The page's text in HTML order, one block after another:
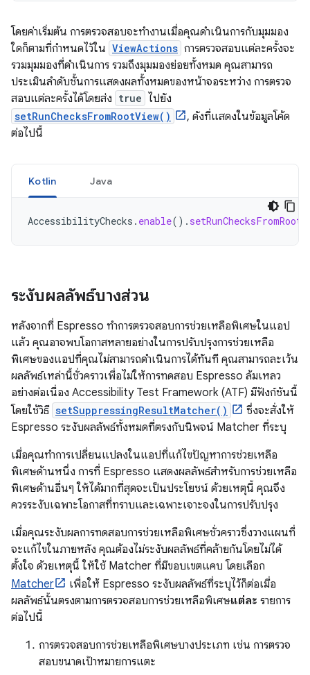
โดยค่าเริ่มต้น การตรวจสอบจะทำงานเมื่อคุณดำเนินการกับมุมมอง
ใดก็ตามที่กำหนดไว้ใน ViewActions การตรวจสอบแต่ละครั้งจะ
รวมมุมมองที่ดำเนินการ รวมถึงมุมมองย่อยทั้งหมด คุณสามารถ
ประเมินลำดับชั้นการแสดงผลทั้งหมดของหน้าจอระหว่าง การตรวจ
สอบแต่ละครั้งได้โดยส่ง true ไปยัง
setRunChecksFromRootView()
, ดังที่แสดงในข้อมูลโค้ด
ต่อไปนี้
Kotlin Java
AccessibilityChecks . enable().
ระงับผลลัพธ์บางส่วน
หลังจากที่ Espresso ทำการตรวจสอบการช่วยเหลือพิเศษในแอป
แล้ว คุณอาจพบโอกาสหลายอย่างในการปรับปรุงการช่วยเหลือ
พิเศษของแอปที่คุณไม่สามารถดำเนินการได้ทันที คุณสามารถละเว้น
ผลลัพธ์เหล่านี้ชั่วคราวเพื่อไม่ให้การทดสอบ Espresso ล้มเหลว
อย่างต่อเนื่อง Accessibility Test Framework (ATF) มีฟังก์ชันนี้
โดยใช้วิธี setSuppressingResultMatcher()
ซึ่งจะสั่งให้
Espresso ระงับผลลัพธ์ทั้งหมดที่ตรงกับนิพจน์ Matcher ที่ระบุ
เมื่อคุณทำการเปลี่ยนแปลงในแอปที่แก้ไขปัญหาการช่วยเหลือ
พิเศษด้านหนึ่ง การที่ Espresso แสดงผลลัพธ์สำหรับการช่วยเหลือ
พิเศษด้านอื่นๆ ให้ได้มากที่สุดจะเป็นประโยชน์ ด้วยเหตุนี้ คุณจึง
ควรระงับเฉพาะโอกาสที่ทราบและเฉพาะเจาะจงในการปรับปรุง
เมื่อคุณระงับผลการทดสอบการช่วยเหลือพิเศษชั่วคราวซึ่งวางแผนที่
จะแก้ไขในภายหลัง คุณต้องไม่ระงับผลลัพธ์ที่คล้ายกันโดยไม่ได้
ตั้งใจ ด้วยเหตุนี้ ให้ใช้ Matcher ที่มีขอบเขตแคบ โดยเลือก
Matcher
เพื่อให้ Espresso ระงับผลลัพธ์ที่ระบุไว้ก็ต่อเมื่อ
ผลลัพธ์นั้นตรงตามการตรวจสอบการช่วยเหลือพิเศษแต่ละ รายการ
ต่อไปนี้
การตรวจสอบการช่วยเหลือพิเศษบางประเภท เช่น การตรวจ
สอบขนาดเป้าหมายการแตะ